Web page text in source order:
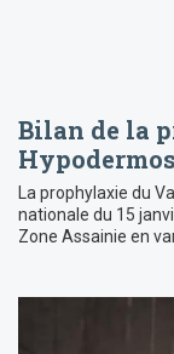
Bilan de la
La prophylaxie du
nationale du 15
Zone Assainie en